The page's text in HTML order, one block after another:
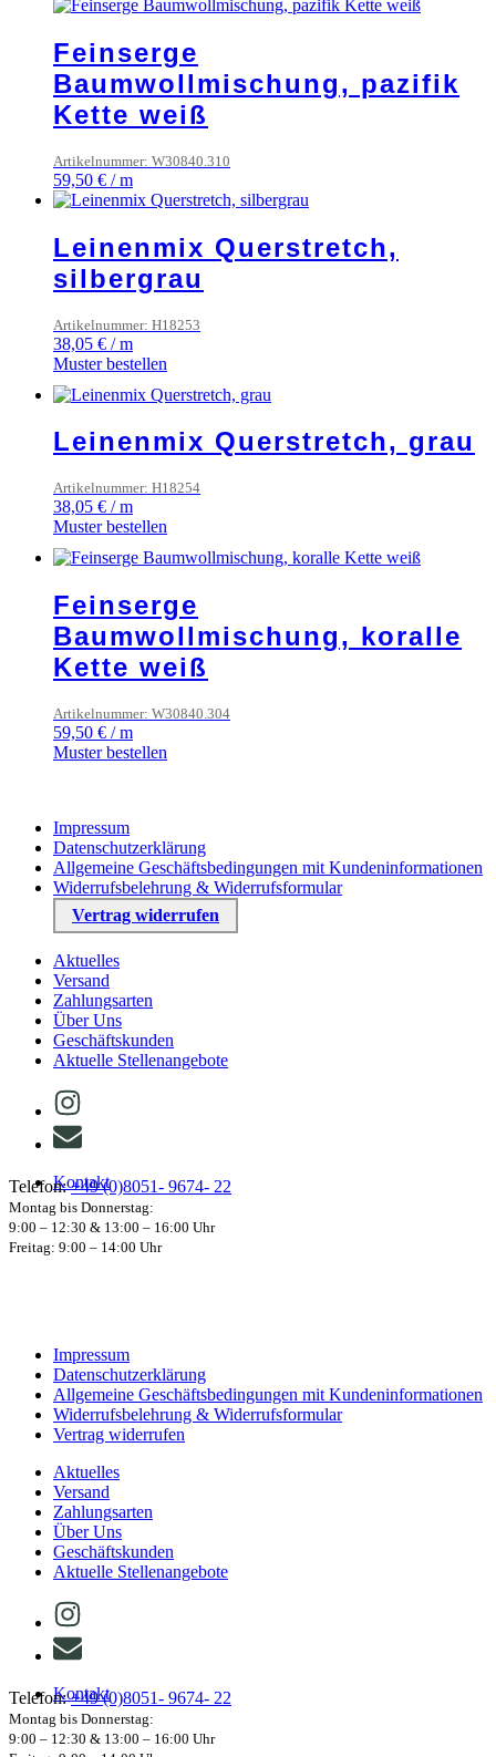
Feinserge
Baumwollmischung, pazifik
Kette weiß
Artikelnummer: W30840.310
59,50 € /m
Leinenmix Querstretch,
silbergrau
Artikelnummer: H18253
38,05 € /m
Muster bestellen
Leinenmix Querstretch, grau
Artikelnummer: H18254
38,05 € /m
Muster bestellen
Feinserge
Baumwollmischung, koralle
Kette weiß
Artikelnummer: W30840.304
59,50 € /m
Muster bestellen
Impressum
Datenschutzerklärung
Allgemeine Geschäftsbedingungen mit Kundeninformationen
Widerrufsbelehrung & Widerrufsformular
Vertrag widerrufen
Aktuelles
Versand
Zahlungsarten
Über Uns
Geschäftskunden
Aktuelle Stellenangebote
Kontakt
Telefon:+49 (0)8051- 9674- 22
Montag bis Donnerstag:
9:00 – 12:30 & 13:00 – 16:00 Uhr
Freitag: 9:00 – 14:00 Uhr
Impressum
Datenschutzerklärung
Allgemeine Geschäftsbedingungen mit Kundeninformationen
Widerrufsbelehrung & Widerrufsformular
Vertrag widerrufen
Aktuelles
Versand
Zahlungsarten
Über Uns
Geschäftskunden
Aktuelle Stellenangebote
Kontakt
Telefon:+49 (0)8051- 9674- 22
Montag bis Donnerstag:
9:00 – 12:30 & 13:00 – 16:00 Uhr